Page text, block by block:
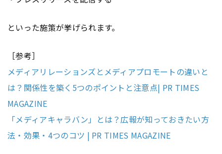
といった施策が挙げられます。
［参考］
メディアリレーションズとメディアプロモートの違いと
は？関係性を築く5つのポイントと注意点| PR TIMES
MAGAZINE
「メディアキャラバン」とは？広報が知っておきたい方
法・効果・4つのコツ | PR TIMES MAGAZINE